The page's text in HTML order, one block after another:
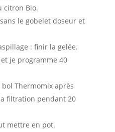
citron Bio.
le gobelet doseur et
: finir la gelée.
et je programme 40
Thermomix après
filtration pendant 20
mettre en pot.